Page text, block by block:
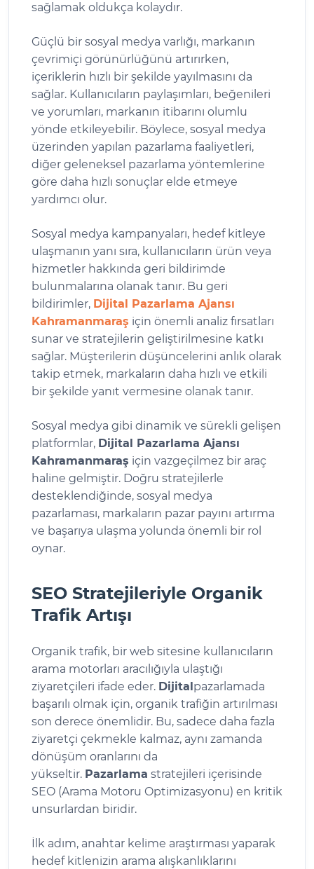
sağlamak oldukça kolaydır.
Güçlü bir sosyal medya varlığı, markanın
çevrimiçi görünürlüğünü artırırken,
içeriklerin hızlı bir şekilde yayılmasını da
sağlar. Kullanıcıların paylaşımları, beğenileri
ve yorumları, markanın itibarını olumlu
yönde etkileyebilir. Böylece, sosyal medya
üzerinden yapılan pazarlama faaliyetleri,
diğer geleneksel pazarlama yöntemlerine
göre daha hızlı sonuçlar elde etmeye
yardımcı olur.
Sosyal medya kampanyaları, hedef kitleye
ulaşmanın yanı sıra, kullanıcıların ürün veya
hizmetler hakkında geri bildirimde
bulunmalarına olanak tanır. Bu geri
bildirimler, Dijital Pazarlama Ajansı
Kahramanmaraş için önemli analiz fırsatları
sunar ve stratejilerin geliştirilmesine katkı
sağlar. Müşterilerin düşüncelerini anlık olarak
takip etmek, markaların daha hızlı ve etkili
bir şekilde yanıt vermesine olanak tanır.
Sosyal medya gibi dinamik ve sürekli gelişen
platformlar, Dijital Pazarlama Ajansı
Kahramanmaraş için vazgeçilmez bir araç
haline gelmiştir. Doğru stratejilerle
desteklendiğinde, sosyal medya
pazarlaması, markaların pazar payını artırma
ve başarıya ulaşma yolunda önemli bir rol
oynar.
SEO Stratejileriyle Organik
Trafik Artışı
Organik trafik, bir web sitesine kullanıcıların
arama motorları aracılığıyla ulaştığı
ziyaretçileri ifade eder. Dijitalpazarlamada
başarılı olmak için, organik trafiğin artırılması
son derece önemlidir. Bu, sadece daha fazla
ziyaretçi çekmekle kalmaz, aynı zamanda
dönüşüm oranlarını da
yükseltir. Pazarlama stratejileri içerisinde
SEO (Arama Motoru Optimizasyonu) en kritik
unsurlardan biridir.
İlk adım, anahtar kelime araştırması yaparak
hedef kitlenizin arama alışkanlıklarını